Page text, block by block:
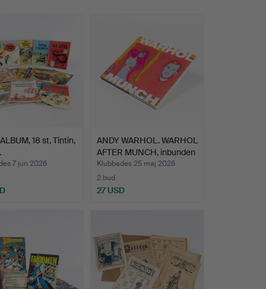
18 st, Tintin,
7 jun 2026
ANDY WARHOL. WARHOL
AFTER MUNCH, inbunden
…
Klubbades 25 maj 2026
2 bud
27 USD